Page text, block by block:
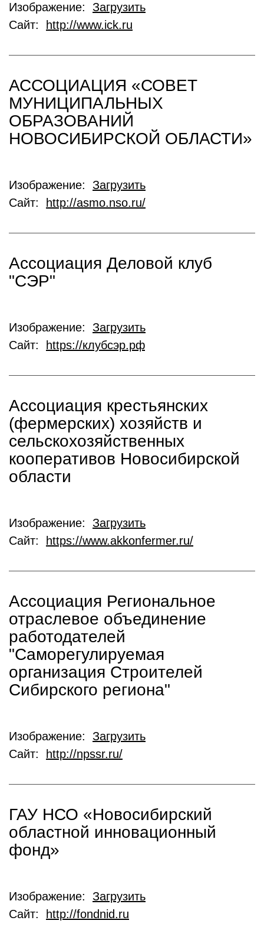
Изображение: Загрузить
Сайт:
http://www.ick.ru
АССОЦИАЦИЯ «СОВЕТ
МУНИЦИПАЛЬНЫХ
ОБРАЗОВАНИЙ
НОВОСИБИРСКОЙ ОБЛАСТИ»
Изображение: Загрузить
Сайт:
http://asmo.nso.ru/
Ассоциация Деловой клуб
"СЭР"
Изображение: Загрузить
Сайт:
https://клубсэр.рф
Ассоциация крестьянских
(фермерских) хозяйств и
сельскохозяйственных
кооперативов Новосибирской
области
Изображение: Загрузить
Сайт:
https://www.akkonfermer.ru/
Ассоциация Региональное
отраслевое объединение
работодателей
"Саморегулируемая
организация Строителей
Сибирского региона"
Изображение: Загрузить
Сайт:
http://npssr.ru/
ГАУ НСО «Новосибирский
областной инновационный
фонд»
Изображение: Загрузить
Сайт:
http://fondnid.ru